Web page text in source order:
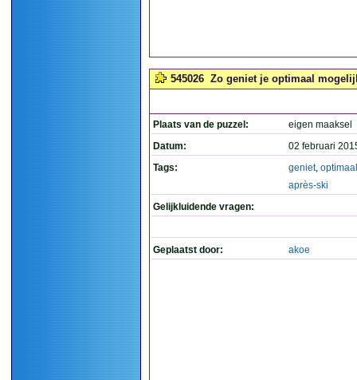
545026 Zo geniet je optimaal
Plaats van de puzzel:
eigen maaksel
Datum:
02 februari
Tags:
geniet, optimaal
après-ski
Gelijkluidende vragen:
Geplaatst door: akoe